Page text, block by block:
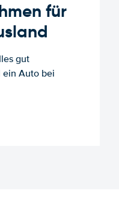
für
gut
ein Auto bei